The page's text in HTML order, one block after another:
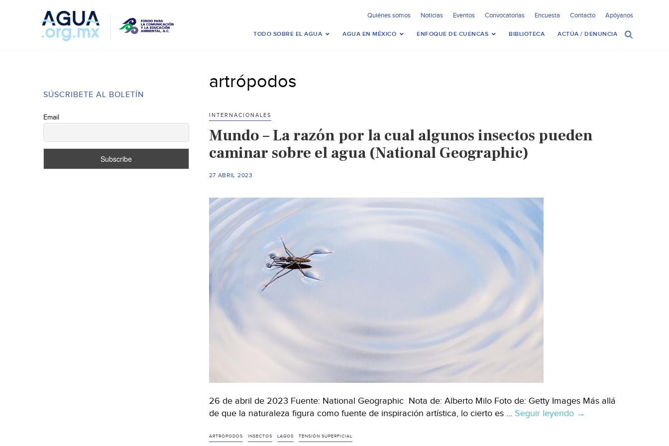
Quiénes somos Noticias Eventos Convocatorias Encuesta Contacto Apóyanos
TODO SOBRE EL AGUA AGUA EN MÉXICO ENFOQUE DE CUENCAS BIBLIOTECA ACTÚA / DENUNCIA
SÚSCRIBETE AL BOLETÍN
Email
artrópodos
INTERNACIONALES
Mundo – La razón por la cual algunos insectos pueden
caminar sobre el agua (National Geographic)
27 ABRIL 2023
26 de abril de 2023 Fuente: National Geographic Nota de: Alberto Milo Foto de: Getty Images Más allá
de que la naturaleza figura como fuente de inspiración artística, lo cierto es … Seguir leyendo Mundo
→
ARTRÓPODOS INSECTOS LAGOS TENSIÓN SUPERFICIAL